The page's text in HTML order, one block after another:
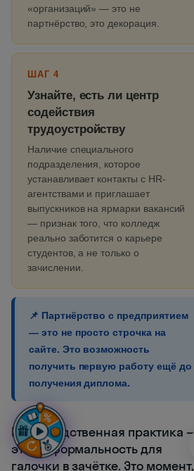
«организаций» — это не
партнёрство, это декорация.
ШАГ 4
Узнайте, есть ли центр
содействия
трудоустройству
Наличие специального
подразделения, которое
устанавливает контакты с HR-
агентствами и приглашает
выпускников на ярмарки вакансий
— признак того, что колледж
реально заботится о карьере
студентов, а не только о
зачислении.
📌 Партнёрство с предприятием
— это не просто строчка на
сайте. Это возможность
получить первую работу ещё до
получения диплома.
Производственная практика —
это не формальность для
галочки в зачётке. Это момент,